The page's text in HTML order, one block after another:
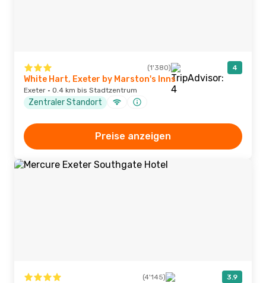
(1'380) 4
White Hart, Exeter by Marston's Inns
Exeter · 0.4 km bis Stadtzentrum
Zentraler Standort
Preise anzeigen
(4'145) 3.9